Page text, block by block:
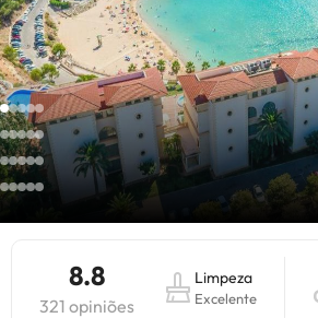
8.8
321 opiniões
Limpeza
Excelente